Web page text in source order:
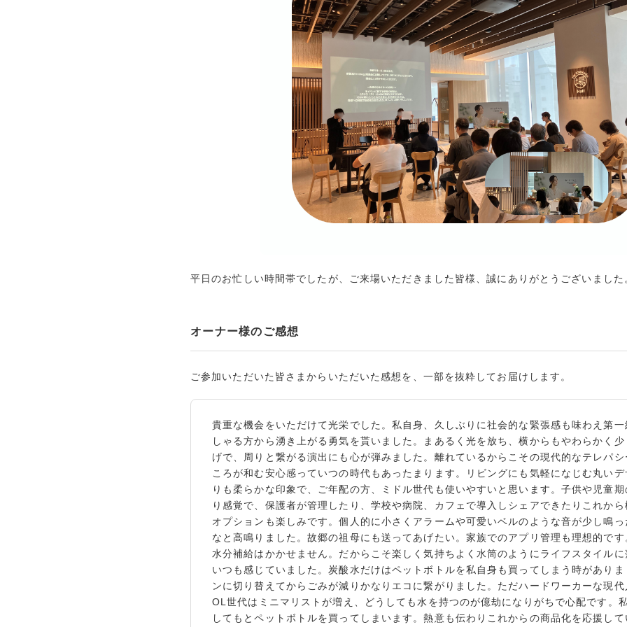
平日のお忙しい時間帯でしたが、ご来場いただきました皆様、誠にありがとうございました
オーナー様のご感想
ご参加いただいた皆さまからいただいた感想を、一部を抜粋してお届けします。
貴重な機会をいただけて光栄でした。私自身、久しぶりに社会的な緊張感も味わえ第
しゃる方から湧き上がる勇気を貰いました。まあるく光を放ち、横からもやわらかく
げで、周りと繋がる演出にも心が弾みました。離れているからこその現代的なテレパ
ころが和む安心感っていつの時代もあったまります。リビングにも気軽になじむ丸い
りも柔らかな印象で、ご年配の方、ミドル世代も使いやすいと思います。子供や児童
り感覚で、保護者が管理したり、学校や病院、カフェで導入しシェアできたりこれか
オプションも楽しみです。個人的に小さくアラームや可愛いベルのような音が少し鳴
なと高鳴りました。故郷の祖母にも送ってあげたい。家族でのアプリ管理も理想的で
水分補給はかかせません。だからこそ楽しく気持ちよく水筒のようにライフスタイル
いつも感じていました。炭酸水だけはペットボトルを私自身も買ってしまう時があり
ンに切り替えてからごみが減りかなりエコに繋がりました。ただハードワーカーな現
OL世代はミニマリストが増え、どうしても水を持つのが億劫になりがちで心配です。
してもとペットボトルを買ってしまいます。熱意も伝わりこれからの商品化を応援し